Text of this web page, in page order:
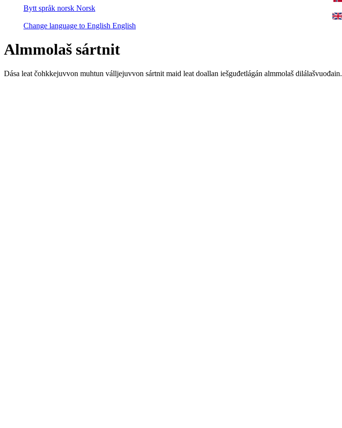
Bytt språk norsk Norsk
Change language to English English
Almmolaš sártnit
Dása leat čohkkejuvvon muhtun válljejuvvon sártnit maid leat doallan iešguđetlágán almmolaš dilálašvuođain.